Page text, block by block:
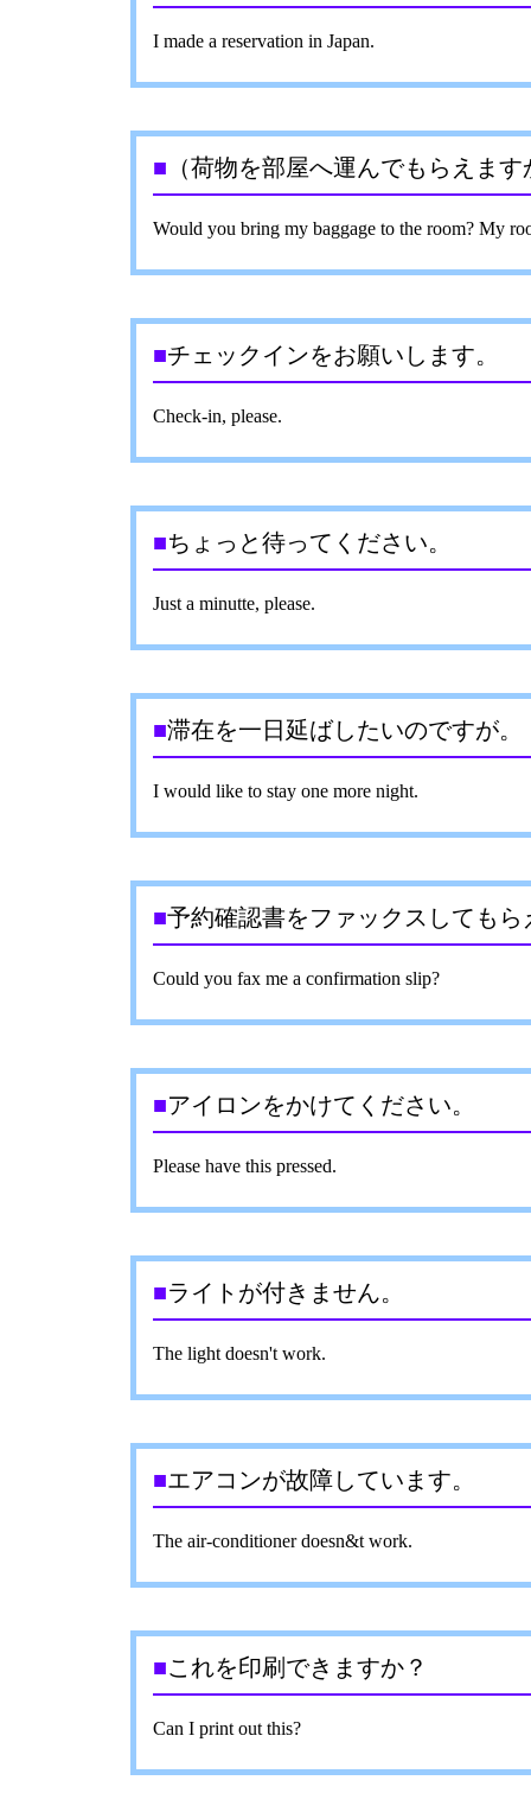
I made a reservation in Japan.
■ （荷物を部屋へ運んでもらえま
Would you bring my baggage to the room? My
■チェックインをお願いします。
Check-in, please.
■ちょっと待ってください。
Just a minutte, please.
■滞在を一日延ばしたいのですが。
I would like to stay one more night.
■予約確認書をファックスしてもら
Could you fax me a confirmation slip?
■アイロンをかけてください。
Please have this pressed.
■ライトが付きません。
The light doesn't work.
■エアコンが故障しています。
The air-conditioner doesn&t work.
■これを印刷できますか？
Can I print out this?